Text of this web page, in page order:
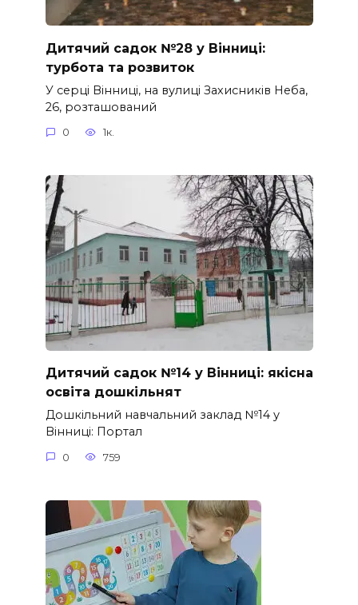
Дитячий садок №28 у Вінниці:
турбота та розвиток
У серці Вінниці, на вулиці Захисників Неба,
26, розташований
0 1к.
Дитячий садок №14 у Вінниці: якісна
освіта дошкільнят
Дошкільний навчальний заклад №14 у
Вінниці: Портал
0 759